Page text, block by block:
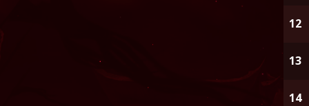
12
13
14